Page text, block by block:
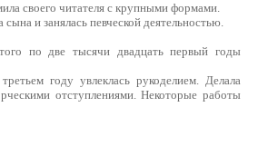
своего читателя с крупными формами.
и занялась певческой деятельностью.
по две тысячи двадцать первый годы
году увлеклась рукоделием. Делала
отступлениями. Некоторые работы